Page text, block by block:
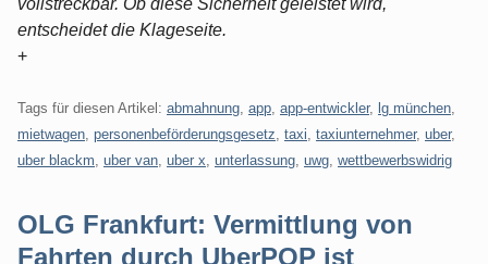
vollstreckbar. Ob diese Sicherheit geleistet wird,
entscheidet die Klageseite.
+
Tags für diesen Artikel: abmahnung app app-entwickler, lg münchen
mietwagen personenbeförderungsgesetz taxi taxiunternehmer, uber,
uber blackm uber van uber x unterlassung uwg wettbewerbswidrig
OLG Frankfurt: Vermittlung von
Fahrten durch UberPOP ist